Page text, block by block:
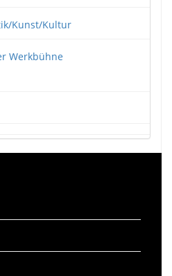
Kunst/Kultur
Werkbühne